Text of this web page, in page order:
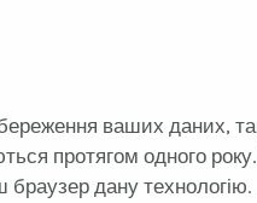
ваших даних,
протягом одного року.
дану